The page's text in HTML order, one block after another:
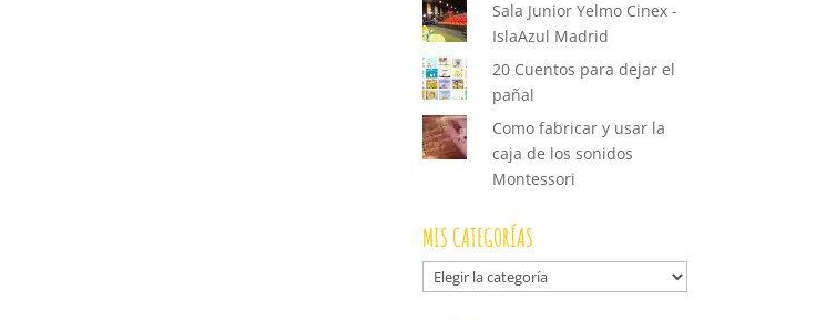
Sala Junior Yelmo Cinex -
IslaAzul Madrid
20 Cuentos para dejar el
pañal
Como fabricar y usar la
caja de los sonidos
Montessori
MIS CATEGORÍAS
Mis
categorías